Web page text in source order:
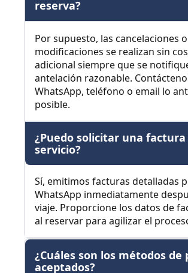
reserva?
Por supuesto, las cancelaciones o
modificaciones se realizan sin
adicional siempre que se
antelación razonable.
WhatsApp, teléfono o email lo
posible.
¿Puedo solicitar una factura
servicio?
Sí, emitimos facturas detalladas
WhatsApp inmediatamente
viaje. Proporcione los datos de
al reservar para agilizar el
¿Cuáles son los métodos de
aceptados?